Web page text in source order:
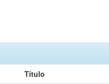
Título